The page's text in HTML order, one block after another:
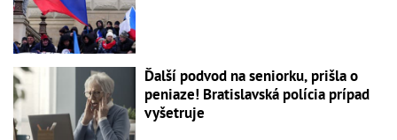
Ďalší podvod na seniorku, prišla o
peniaze! Bratislavská polícia prípad
vyšetruje